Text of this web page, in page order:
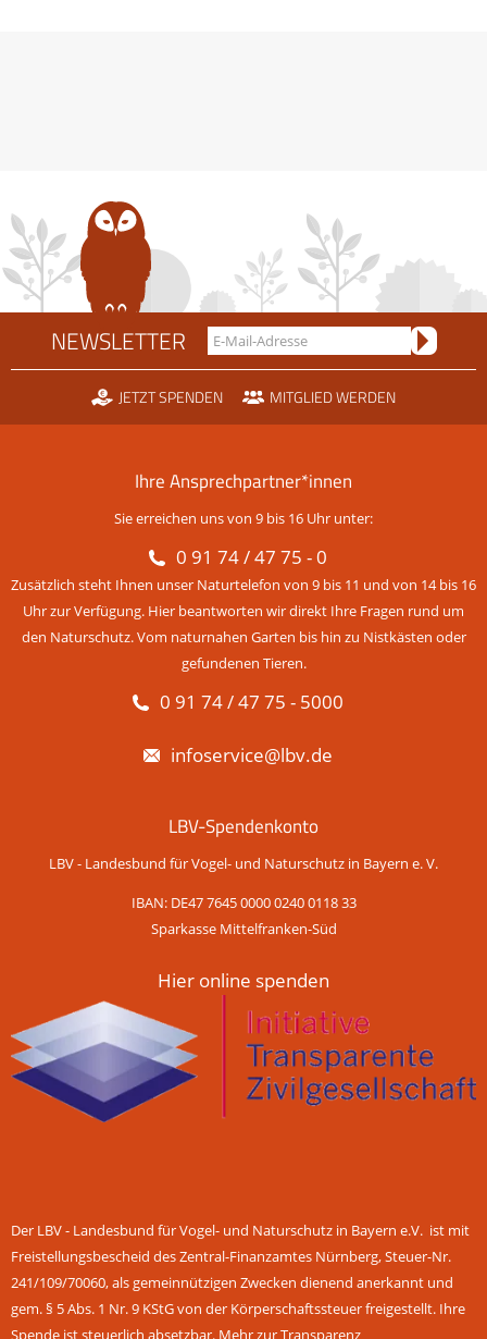
NEWSLETTER
JETZT SPENDEN MITGLIED WERDEN
Ihre Ansprechpartner*innen
Sie erreichen uns von 9 bis 16 Uhr unter:
0 91 74 / 47 75 - 0
Zusätzlich steht Ihnen unser Naturtelefon von 9 bis 11 und von 14 bis 16
Uhr zur Verfügung. Hier beantworten wir direkt Ihre Fragen rund um
den Naturschutz. Vom naturnahen Garten bis hin zu Nistkästen oder
gefundenen Tieren.
0 91 74 / 47 75 - 5000
infoservice@lbv.de
LBV-Spendenkonto
LBV - Landesbund für Vogel- und Naturschutz in Bayern e. V.
IBAN: DE47 7645 0000 0240 0118 33
Sparkasse Mittelfranken-Süd
Hier online spenden
Der LBV - Landesbund für Vogel- und Naturschutz in Bayern e.V. ist mit
Freistellungsbescheid des Zentral-Finanzamtes Nürnberg, Steuer-Nr.
241/109/70060, als gemeinnützigen Zwecken dienend anerkannt und
gem. § 5 Abs. 1 Nr. 9 KStG von der Körperschaftssteuer freigestellt. Ihre
Spende ist steuerlich absetzbar. Mehr zur Transparenz